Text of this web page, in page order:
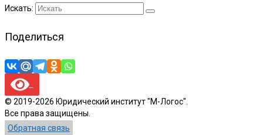
Искать:
Поделиться
© 2019-2026 Юридический институт "М-Логос".
Все права защищены.
Обратная связь